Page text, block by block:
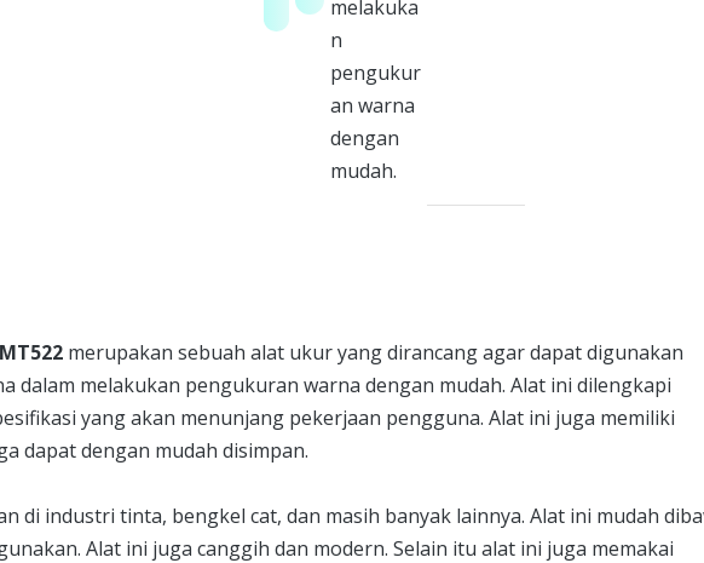
*
melakuka
n
pengukur
an warna
dengan
mudah.
merupakan sebuah alat ukur yang dirancang agar dapat digunakan
dalam melakukan pengukuran warna dengan mudah. Alat ini dilengkapi
yang akan menunjang pekerjaan pengguna. Alat ini juga memiliki
dapat dengan mudah disimpan.
di industri tinta, bengkel cat, dan masih banyak lainnya. Alat ini mudah
Alat ini juga canggih dan modern. Selain itu alat ini juga memakai